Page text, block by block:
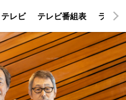
テレビ テレビ番組表 ラジオ